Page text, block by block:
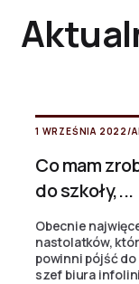
1 WRZEŚNIA 2022 /
Co mam
do szkoły,...
Obecnie
nastolatków,
powinni pójść
szef biura